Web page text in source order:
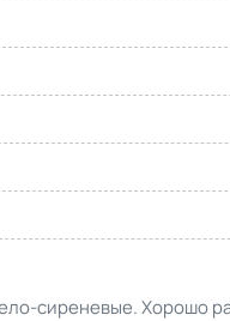
сиреневые. Хорошо